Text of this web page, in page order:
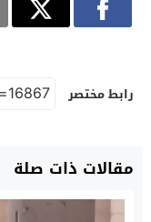
رابط مختصر
مقالات ذات صلة